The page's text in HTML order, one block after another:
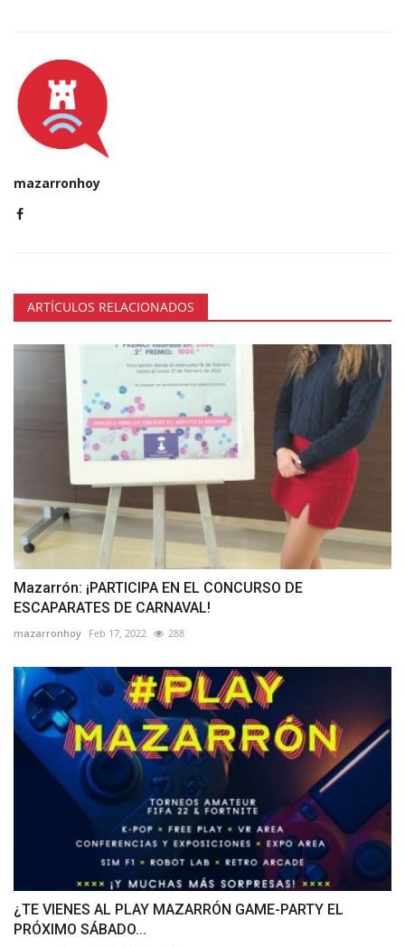
mazarronhoy
ARTÍCULOS RELACIONADOS
Mazarrón: ¡PARTICIPA EN EL CONCURSO DE
ESCAPARATES DE CARNAVAL!
mazarronhoy Feb 17, 2022 288
¿TE VIENES AL PLAY MAZARRÓN GAME-PARTY EL
PRÓXIMO SÁBADO...